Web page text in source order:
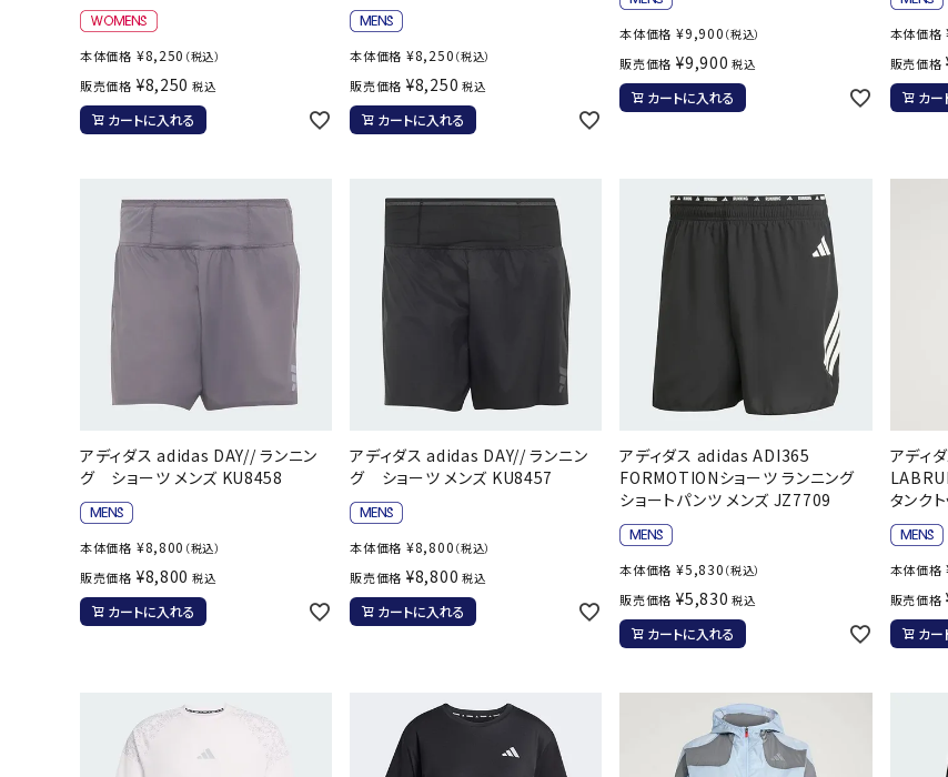
ハンドボールシューズ
ハンドボールウェア
ボール（ハンドボール）
ラグビースパイク・シューズ
ラグビーウェア
その他アクセサリー
ウィメンズウォーキングシューズ
フィットネス・ヨガ
ヨガマット
ヨガアクセサリー
インナーウェア
その他アクセサリー
武道・格闘技
トレーニング・ジム/カジ
ュアル
サンダル
NEUTRALWO
RKS
New Balance
ON
SAYSKY Sondico
suria SVOLME
本体価格 ¥8,250 （税込）
販売価格 ¥8,250 税込
カートに入れる
本体価格 ¥8,250 （税込）
販売価格 ¥8,250 税込
カートに入れる
本体価格 ¥9,900 （税込）
販売価格 ¥9,900 税込
カートに入れる
本体価格
販売価格
カー
アディダス adidas DAY// ランニン
グ ショーツ メンズ KU8458
本体価格 ¥8,800 （税込）
販売価格 ¥8,800 税込
カートに入れる
アディダス adidas DAY// ランニン
グ ショーツ メンズ KU8457
本体価格 ¥8,800 （税込）
販売価格 ¥8,800 税込
カートに入れる
アディダス adidas ADI365
FORMOTIONショーツ ランニング
ショートパンツ メンズ JZ7709
本体価格 ¥5,830 （税込）
販売価格 ¥5,830 税込
カートに入れる
アディ
タンク
本体価格
販売価格
カー